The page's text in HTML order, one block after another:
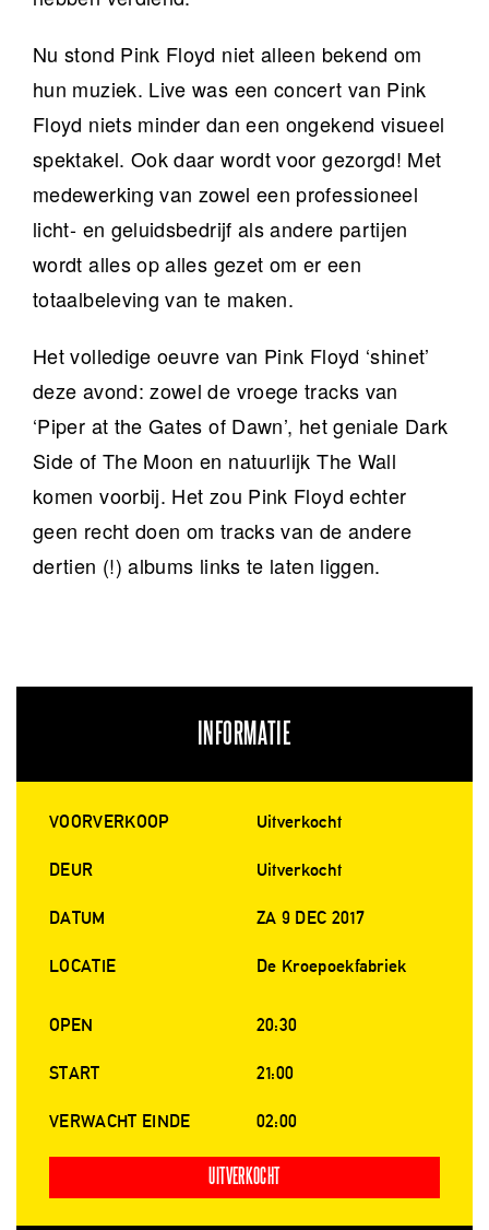
Nu stond Pink Floyd niet alleen bekend om
hun muziek. Live was een concert van Pink
Floyd niets minder dan een ongekend visueel
spektakel. Ook daar wordt voor gezorgd! Met
medewerking van zowel een professioneel
licht- en geluidsbedrijf als andere partijen
wordt alles op alles gezet om er een
totaalbeleving van te maken.
Het volledige oeuvre van Pink Floyd ‘shinet’
deze avond: zowel de vroege tracks van
‘Piper at the Gates of Dawn’, het geniale Dark
Side of The Moon en natuurlijk The Wall
komen voorbij. Het zou Pink Floyd echter
geen recht doen om tracks van de andere
dertien (!) albums links te laten liggen.
INFORMATIE
VOORVERKOOP Uitverkocht
DEUR Uitverkocht
DATUM ZA 9 DEC 2017
LOCATIE De Kroepoekfabriek
OPEN 20:30
START 21:00
VERWACHT EINDE 02:00
UITVERKOCHT